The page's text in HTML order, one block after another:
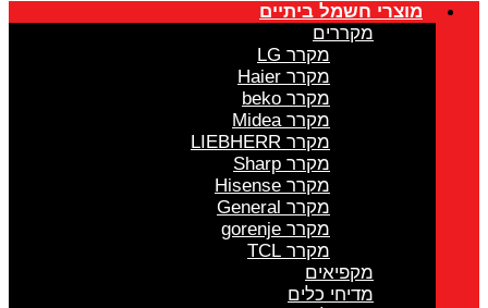
מוצרי חשמל ביתיים
מקררים
מקרר LG
מקרר Haier
מקרר beko
מקרר Midea
מקרר LIEBHERR
מקרר Sharp
מקרר Hisense
מקרר General
מקרר gorenje
מקרר TCL
מקפיאים
מדיחי כלים